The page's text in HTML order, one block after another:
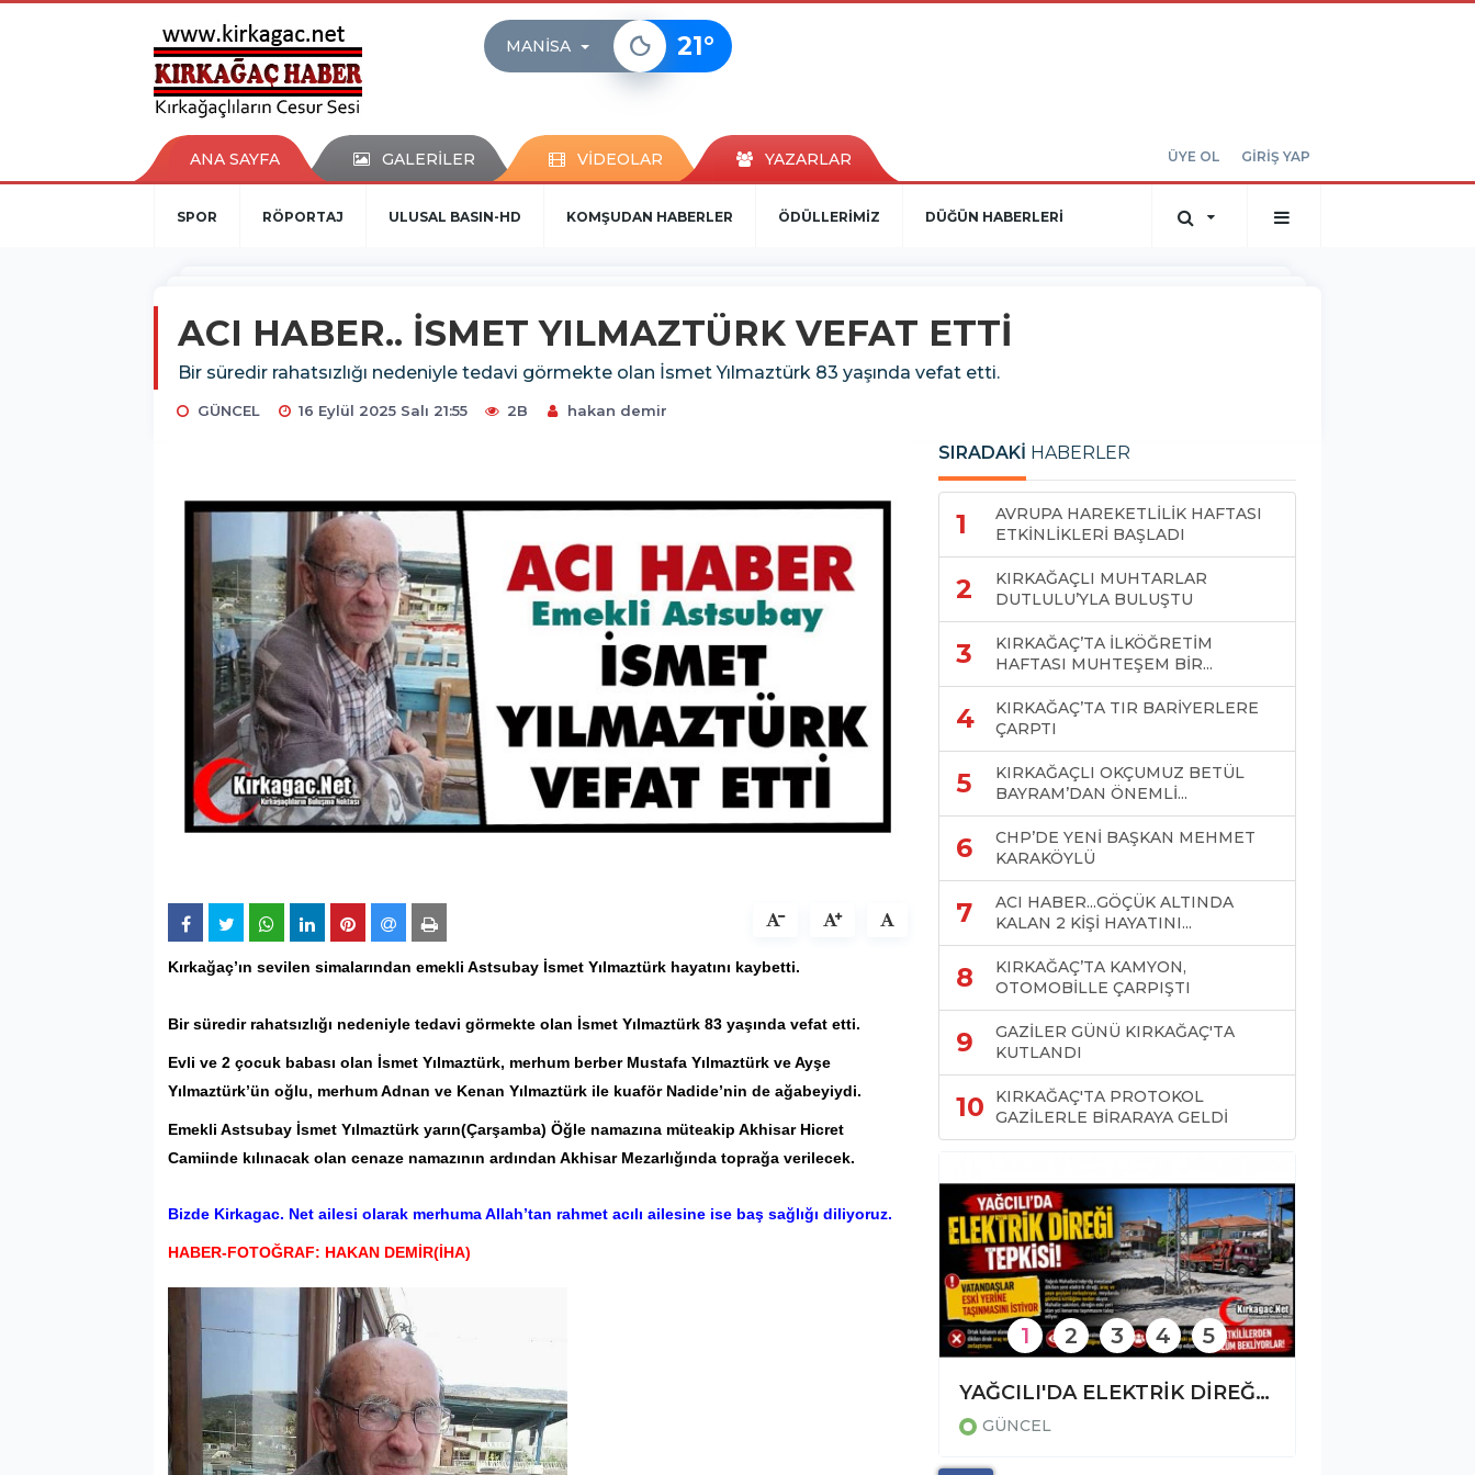
MANISA 21°
ANA SAYFA GALERİLER VİDEOLAR YAZARLAR ÜYE OL GİRİŞ YAP
SPOR RÖPORTAJ ULUSAL BASIN-HD KOMŞUDAN HABERLER ÖDÜLLERİMİZ DÜĞÜN HABERLERİ
ACI HABER.. İSMET YILMAZTÜRK VEFAT ETTİ
Bir süredir rahatsızlığı nedeniyle tedavi görmekte olan İsmet Yılmaztürk 83 yaşında vefat etti.
GÜNCEL 16 Eylül 2025 Salı 21:55 2B hakan demir
Kırkağaç’ın sevilen simalarından emekli Astsubay İsmet Yılmaztürk hayatını kaybetti.
Bir süredir rahatsızlığı nedeniyle tedavi görmekte olan İsmet Yılmaztürk 83 yaşında vefat etti.
Evli ve 2 çocuk babası olan İsmet Yılmaztürk, merhum berber Mustafa Yılmaztürk ve Ayşe
Yılmaztürk’ün oğlu, merhum Adnan ve Kenan Yılmaztürk ile kuaför Nadide’nin de ağabeyiydi.
Emekli Astsubay İsmet Yılmaztürk yarın(Çarşamba) Öğle namazına müteakip Akhisar Hicret
Camiinde kılınacak olan cenaze namazının ardından Akhisar Mezarlığında toprağa verilecek.
Bizde Kirkagac. Net ailesi olarak merhuma Allah’tan rahmet acılı ailesine ise baş sağlığı diliyoruz.
HABER-FOTOĞRAF: HAKAN DEMİR(İHA)
SIRADAKİ HABERLER
1
AVRUPA HAREKETLİLİK HAFTASI
ETKİNLİKLERİ BAŞLADI
2
KIRKAĞAÇLI MUHTARLAR
DUTLULU’YLA BULUŞTU
3
KIRKAĞAÇ’TA İLKÖĞRETİM
HAFTASI MUHTEŞEM BİR...
4
KIRKAĞAÇ’TA TIR BARİYERLERE
ÇARPTI
5
KIRKAĞAÇLI OKÇUMUZ BETÜL
BAYRAM’DAN ÖNEMLİ...
6
CHP’DE YENİ BAŞKAN MEHMET
KARAKÖYLÜ
7
ACI HABER...GÖÇÜK ALTINDA
KALAN 2 KİŞİ HAYATINI...
8
KIRKAĞAÇ’TA KAMYON,
OTOMOBİLLE ÇARPIŞTI
9
GAZİLER GÜNÜ KIRKAĞAÇ'TA
KUTLANDI
10
KIRKAĞAÇ'TA PROTOKOL
GAZİLERLE BİRARAYA GELDİ
YAĞCILI'DA ELEKTRİK DİREĞİ TEPKİSİ
GÜNCEL
1 2 3 4 5